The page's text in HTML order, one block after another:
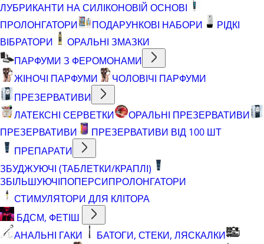
ЛУБРИКАНТИ НА СИЛІКОНОВІЙ ОСНОВІ
ПРОЛОНГАТОРИ
ПОДАРУНКОВІ НАБОРИ
РІДКІ
ВІБРАТОРИ
ОРАЛЬНІ ЗМАЗКИ
ПАРФУМИ З ФЕРОМОНАМИ
ЖІНОЧІ ПАРФУМИ
ЧОЛОВІЧІ ПАРФУМИ
ПРЕЗЕРВАТИВИ
ЛАТЕКСНІ СЕРВЕТКИ
ОРАЛЬНІ ПРЕЗЕРВАТИВИ
ПРЕЗЕРВАТИВИ
ПРЕЗЕРВАТИВИ ВІД 100 ШТ
ПРЕПАРАТИ
ЗБУДЖУЮЧІ (ТАБЛЕТКИ/КРАПЛІ)
ЗБІЛЬШУЮЧІПОПЕРСИПРОЛОНГАТОРИ
СТИМУЛЯТОРИ ДЛЯ КЛІТОРА
БДСМ, ФЕТІШ
АНАЛЬНІ ГАКИ
БАТОГИ, СТЕКИ, ЛЯСКАЛКИ